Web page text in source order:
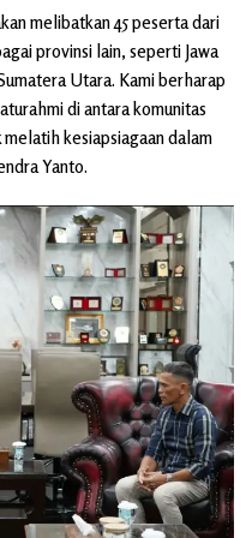
melibatkan 45 peserta dari
provinsi lain, seperti Jawa
Utara. Kami berharap
di antara komunitas
kesiapsiagaan dalam
Yanto.